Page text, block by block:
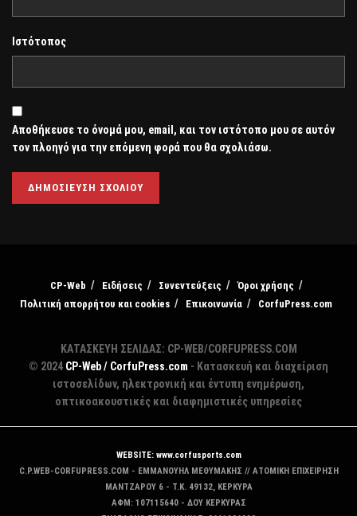
Ιστότοπος
Αποθήκευσε το όνομά μου, email, και τον ιστότοπο μου σε αυτόν
τον πλοηγό για την επόμενη φορά που θα σχολιάσω.
CP-Web Ειδήσεις Συνεντεύξεις
Όροι χρήσης
Πολιτική απορρήτου και cookies
Επικοινωνία CorfuPress.com
ΚΑΤΑΣΚΕΥΗ ΣΕΛΙΔΑΣ: CP-WEB/CORFUPRESS.COM
© 2024 CP-Web / CorfuPress.com - Κατασκευή και διαχείριση
ιστοσελίδων, ηλεκτρονική και έντυπη ενημέρωση,
οπτικοακουστικές και διαφημιστικές υπηρεσίες
WEBSITE: www.corfusports.com
C.P.WEB-CORFUPRESS.COM - ΕΜΜΑΝΟΥΗΛ ΜΕΘΥΜΑΚΗΣ // ΑΤΟΜΙΚΗ ΕΠΙΧΕΙΡΗΣΗ
MANTZAΡΟΥ 6 - T.K. 49132, ΚΕΡΚΥΡΑ
ΑΦΜ: 107115640 - ΔΟΥ ΚΕΡΚΥΡΑΣ